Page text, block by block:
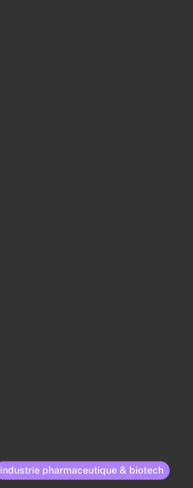
industrie pharmaceutique & biotech